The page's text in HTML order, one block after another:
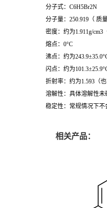
分子式：C6H5Br2N
分子量：250.919（ 质量
密度：约为1.911g/cm3
熔点：0°C
沸点：约为
闪点：约为
折射率：约为1.593（
溶解性：具体溶解性
稳定性：常规情况下不
相关产品：